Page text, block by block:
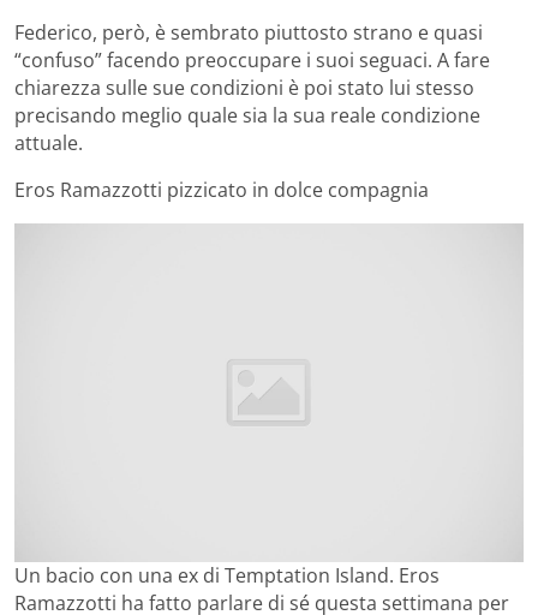
Federico, però, è sembrato piuttosto strano e quasi
“confuso” facendo preoccupare i suoi seguaci. A fare
chiarezza sulle sue condizioni è poi stato lui stesso
precisando meglio quale sia la sua reale condizione
attuale.
Eros Ramazzotti pizzicato in dolce compagnia
Un bacio con una ex di Temptation Island. Eros
Ramazzotti ha fatto parlare di sé questa settimana per